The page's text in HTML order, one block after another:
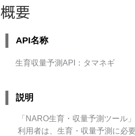
概要
API名称
生育収量予測API：タマネギ
説明
「 NARO生育・収量予測ツール
利用者は、生育・収量予測に必